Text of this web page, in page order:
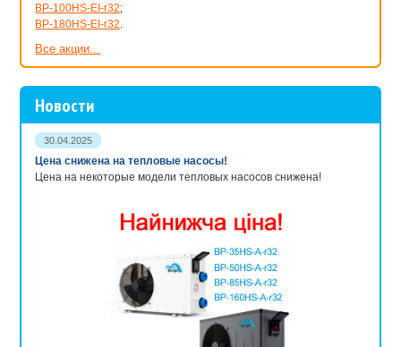
BP-100HS-EI-r32;
BP-180HS-EI-r32.
Все акции...
Новости
30.04.2025
Цена снижена на тепловые насосы!
Цена на некоторые модели тепловых насосов снижена!